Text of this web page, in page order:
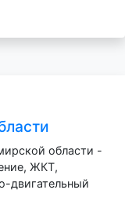
области -
ЖКТ,
двигательный